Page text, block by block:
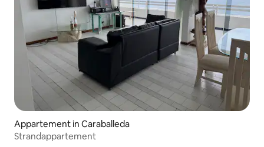
Appartement in Caraballeda
Strandappartement